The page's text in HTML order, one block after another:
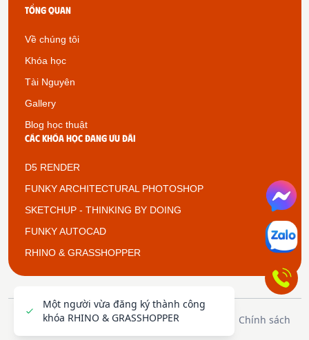
Tổng quan
Về chúng tôi
Khóa học
Tài Nguyên
Gallery
Blog học thuật
Các khóa học đang ưu đãi
D5 RENDER
FUNKY ARCHITECTURAL PHOTOSHOP
SKETCHUP - THINKING BY DOING
FUNKY AUTOCAD
RHINO & GRASSHOPPER
Funkystyle @ 2026 - Design byBetech Chính sách
Một người vừa đăng ký thành công
khóa RHINO & GRASSHOPPER